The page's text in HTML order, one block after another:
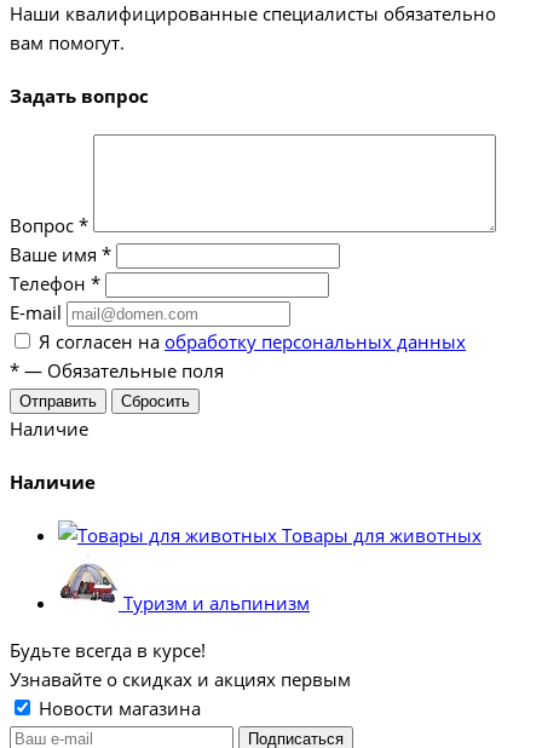
Наши квалифицированные специалисты обязательно
вам помогут.
Задать вопрос
Вопрос *
Ваше имя *
Телефон *
E-mail
Я согласен на обработку персональных данных
* — Обязательные поля
Отправить Сбросить
Наличие
Наличие
Товары для животных
Туризм и альпинизм
Будьте всегда в курсе!
Узнавайте о скидках и акциях первым
Новости магазина